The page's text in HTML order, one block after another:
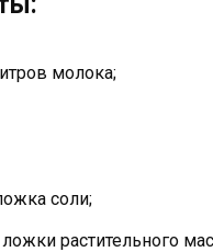
молока;
соли;
растительного